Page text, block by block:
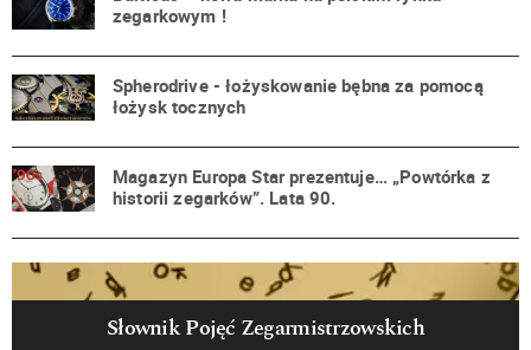
zegarkowym !
Spherodrive - łożyskowanie bębna za pomocą
łożysk tocznych
Magazyn Europa Star prezentuje… „Powtórka z
historii zegarków”. Lata 90.
Słownik Pojęć Zegarmistrzowskich